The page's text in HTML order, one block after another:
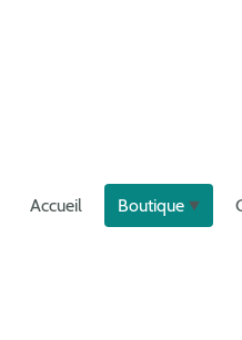
Accueil Boutique